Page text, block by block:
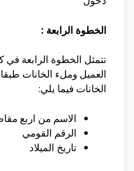
الخطوة الرابعة :
تتمثل الخطوة الرابعة في
العميل وملء الخانات
الخانات فيما يلي:
الاسم من اربع
الرقم القومي
تاريخ الميلاد